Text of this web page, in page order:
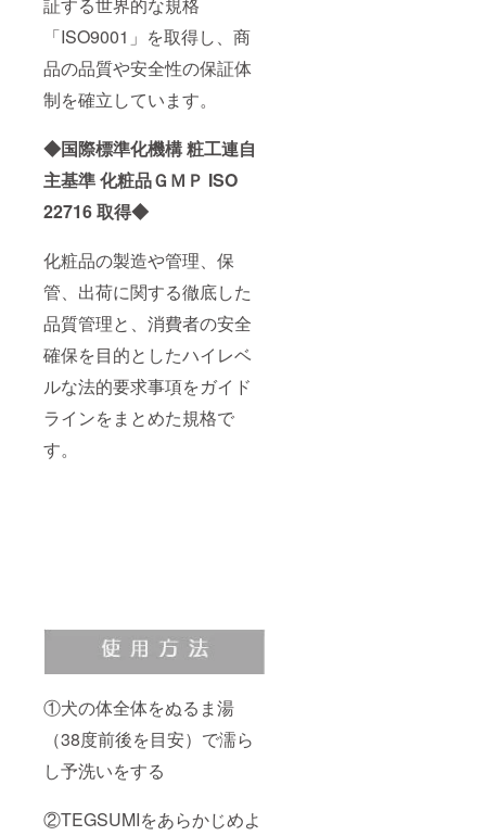
「ISO9001」を取得し、商
品の品質や安全性の保証体
制を確立しています。
◆国際標準化機構 粧工連自
主基準 化粧品ＧＭＰ ISO
22716 取得◆
化粧品の製造や管理、保
管、出荷に関する徹底した
品質管理と、消費者の安全
確保を目的としたハイレベ
ルな法的要求事項をガイド
ラインをまとめた規格で
す。
①犬の体全体をぬるま湯
（38度前後を目安）で濡ら
し予洗いをする
②TEGSUMIをあらかじめよ